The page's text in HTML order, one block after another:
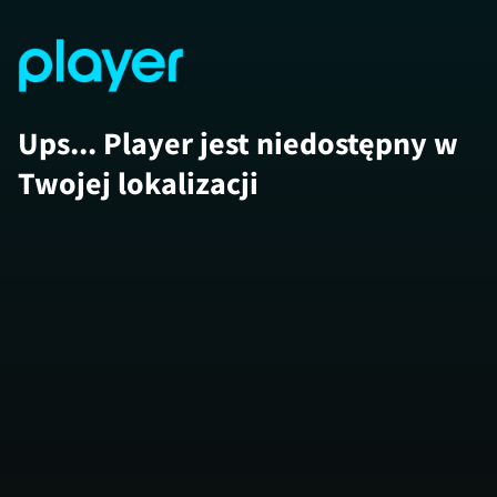
Ups... Player jest niedostępny w
Twojej lokalizacji